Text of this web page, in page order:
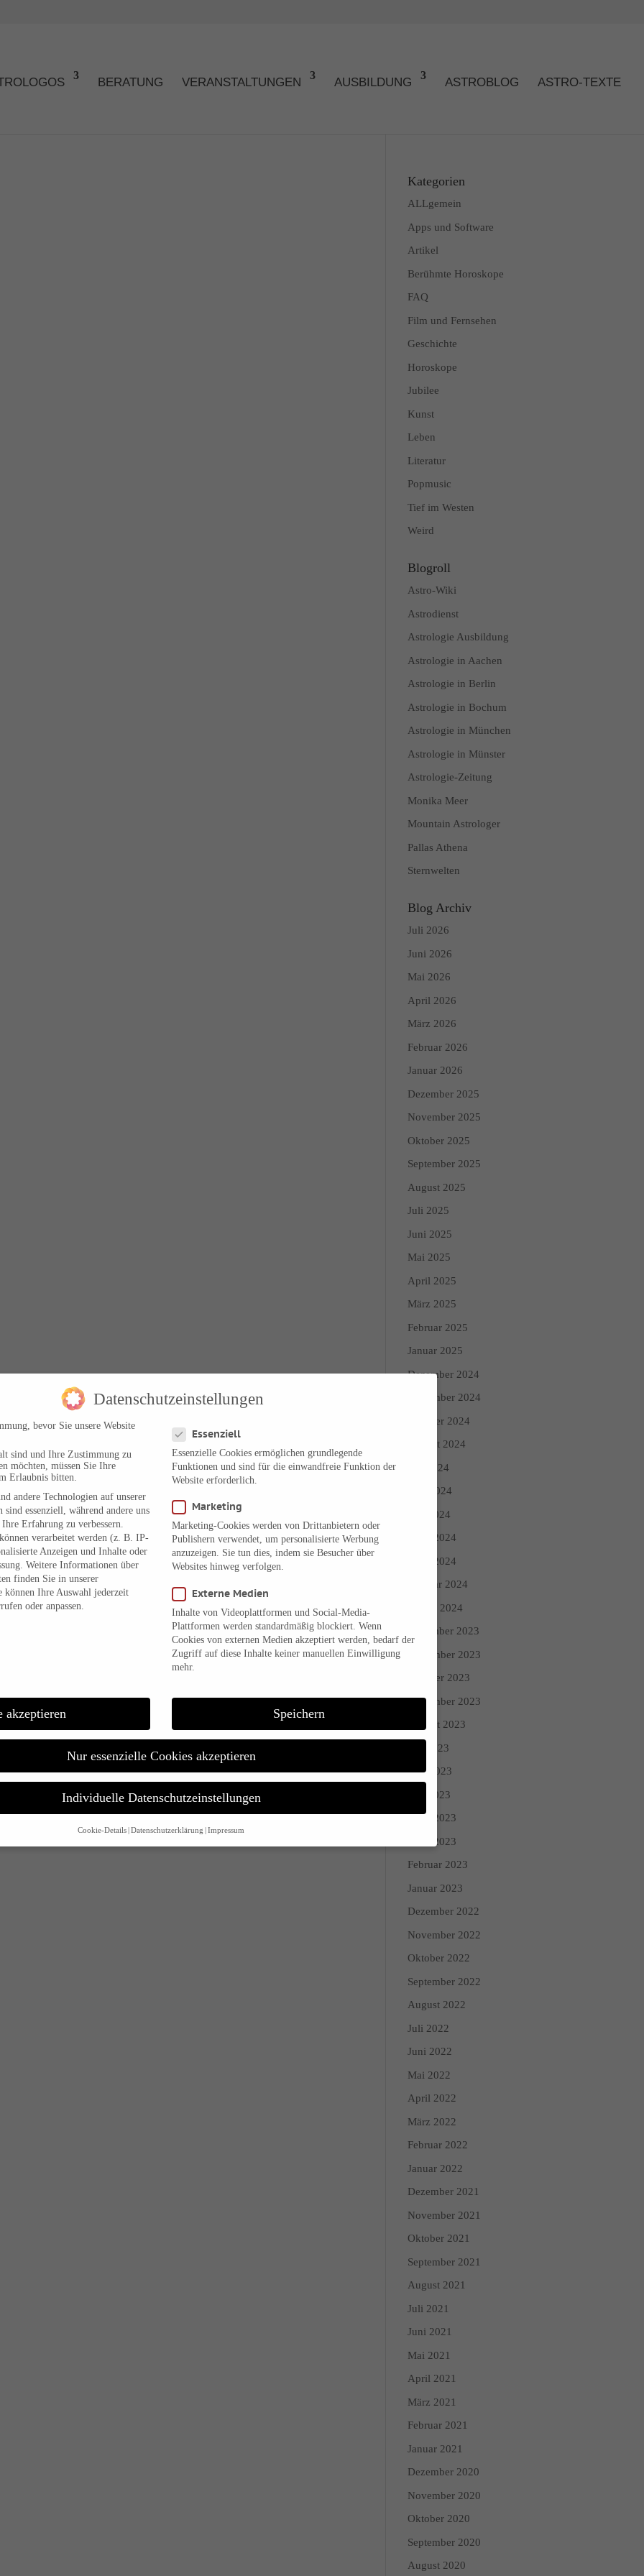
BERATUNG VERANSTALTUNGEN AUSBILDUNG ASTROBLOG ASTRO-TEXTE
Kategorien
ALLgemein
Apps und Software
Artikel
Berühmte Horoskope
FAQ
Film und Fernsehen
Geschichte
Horoskope
Jubilee
Kunst
Leben
Literatur
Popmusic
Tief im Westen
Weird
Blogroll
Astro-Wiki
Astrodienst
Astrologie Ausbildung
Astrologie in Aachen
Astrologie in Berlin
Astrologie in Bochum
Astrologie in München
Astrologie in Münster
Astrologie-Zeitung
Monika Meer
Mountain Astrologer
Pallas Athena
Sternwelten
Blog Archiv
Juli 2026
Juni 2026
Mai 2026
April 2026
März 2026
Februar 2026
Januar 2026
Dezember 2025
November 2025
Oktober 2025
September 2025
August 2025
Juli 2025
Juni 2025
Mai 2025
April 2025
März 2025
Februar 2025
Januar 2025
Dezember 2024
November 2024
Oktober 2024
August 2024
Juli 2024
Juni 2024
Mai 2024
April 2024
März 2024
Februar 2024
Januar 2024
Dezember 2023
November 2023
Oktober 2023
September 2023
August 2023
Juli 2023
Juni 2023
Mai 2023
April 2023
März 2023
Februar 2023
Januar 2023
Dezember 2022
November 2022
Oktober 2022
September 2022
August 2022
Juli 2022
Juni 2022
Mai 2022
April 2022
März 2022
Februar 2022
Januar 2022
Dezember 2021
November 2021
Oktober 2021
September 2021
August 2021
Juli 2021
Juni 2021
Mai 2021
April 2021
März 2021
Februar 2021
Januar 2021
Dezember 2020
November 2020
Oktober 2020
September 2020
August 2020
Datenschutzeinstellungen
bevor Sie unsere Website
sind und Ihre Zustimmung zu
möchten, müssen Sie Ihre
Erlaubnis bitten.
andere Technologien auf unserer
essenziell, während andere uns
Erfahrung zu verbessern.
verarbeitet werden (z. B. IP-
Anzeigen und Inhalte oder
Weitere Informationen über
finden Sie in unserer
können Ihre Auswahl jederzeit
oder anpassen.
Essenziell
Essenzielle Cookies ermöglichen grundlegende
Funktionen und sind für die einwandfreie Funktion der
Website erforderlich.
Marketing
Marketing-Cookies werden von Drittanbietern oder
Publishern verwendet, um personalisierte Werbung
anzuzeigen. Sie tun dies, indem sie Besucher über
Websites hinweg verfolgen.
Externe Medien
Inhalte von Videoplattformen und Social-Media-
Plattformen werden standardmäßig blockiert. Wenn
Cookies von externen Medien akzeptiert werden, bedarf der
Zugriff auf diese Inhalte keiner manuellen Einwilligung
mehr.
akzeptieren Speichern
Nur essenzielle Cookies akzeptieren
Individuelle Datenschutzeinstellungen
Cookie-Details Datenschutzerklärung Impressum
Datenschutzeinstellungen
Weitere Informationen über die Verwendung
über alle verwendeten Cookies. Sie können Ihre Einwilligung zu ganzen Kategorien geben oder
Zurück
Impressum